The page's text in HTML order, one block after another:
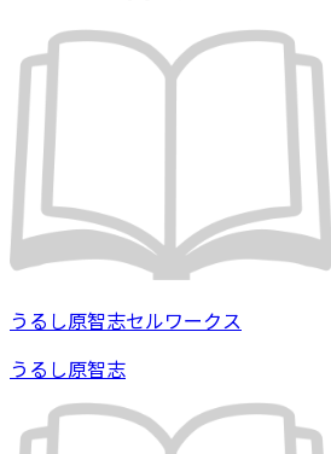
うるし原智志セルワークス
うるし原智志